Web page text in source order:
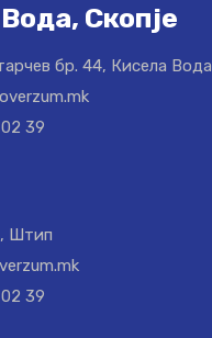
Скопје
бр. 44, Кисела Вода
39
Штип
39